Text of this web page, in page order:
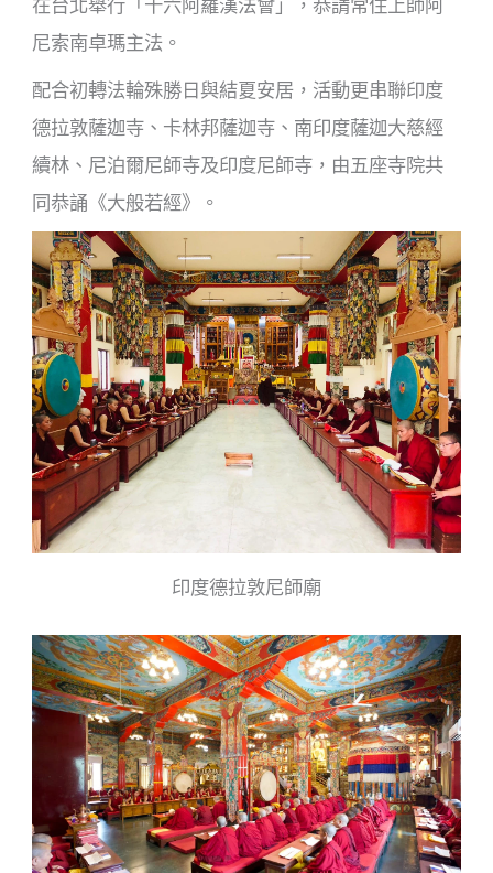
在台北舉行「十六阿羅漢法會」，恭請常住上師阿
尼索南卓瑪主法。
配合初轉法輪殊勝日與結夏安居，活動更串聯印度
德拉敦薩迦寺、卡林邦薩迦寺、南印度薩迦大慈經
續林、尼泊爾尼師寺及印度尼師寺，由五座寺院共
同恭誦《大般若經》。
印度德拉敦尼師廟